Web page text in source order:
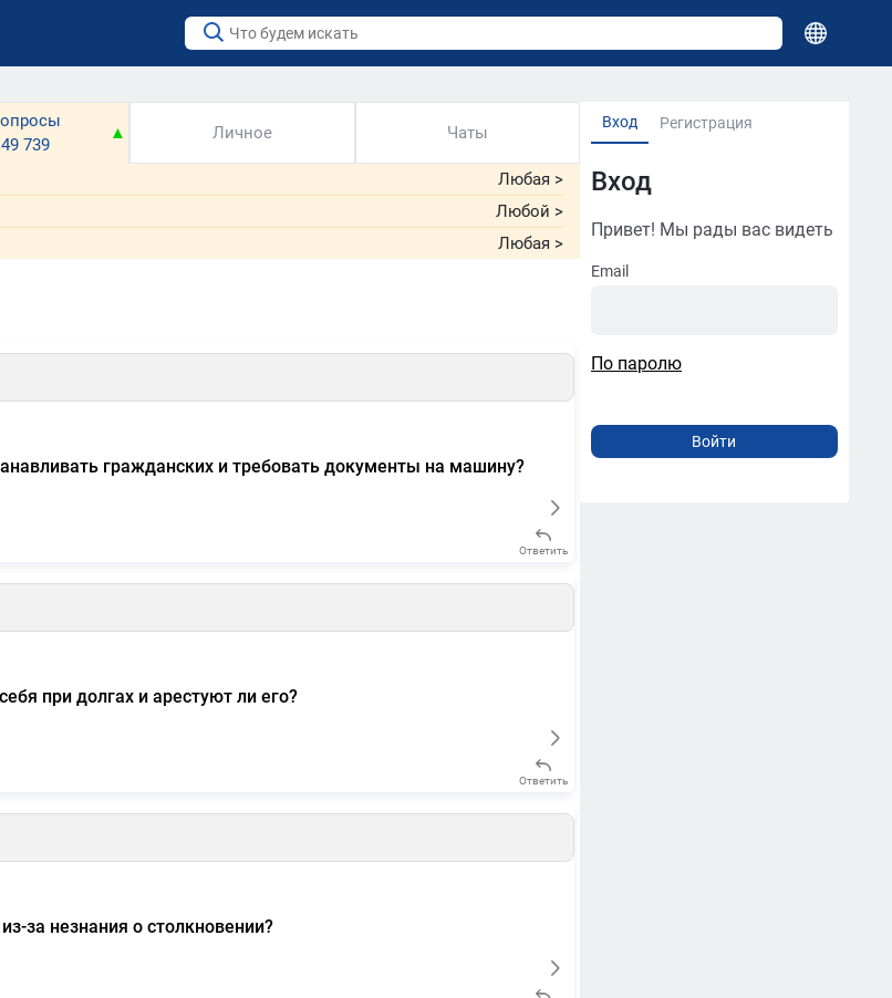
Вход Регистрация
Вход
Привет! Мы рады вас видеть
Email
По паролю
49 739
▲ Личное Чаты
Любая >
Любой >
Любая >
гражданских и требовать документы на машину?
Ответить
при долгах и арестуют ли его?
Ответить
за незнания о столкновении?